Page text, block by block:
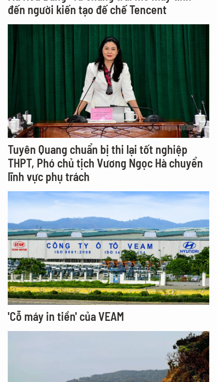
đến người kiến tạo đế chế Tencent
Tuyên Quang chuẩn bị thi lại tốt nghiệp
THPT, Phó chủ tịch Vương Ngọc Hà chuyển
lĩnh vực phụ trách
'Cỗ máy in tiền' của VEAM